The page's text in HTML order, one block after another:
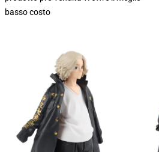
basso costo